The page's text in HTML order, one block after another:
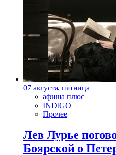
07 августа, пятница
афиша плюс
INDIGO
Прочее
Лев Лурье
Боярской о